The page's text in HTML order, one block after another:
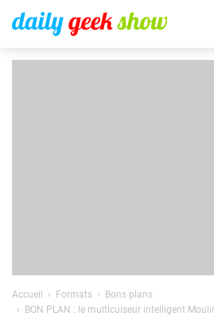
Accueil Formats
Bons plans
BON PLAN : le multicuiseur intelligent